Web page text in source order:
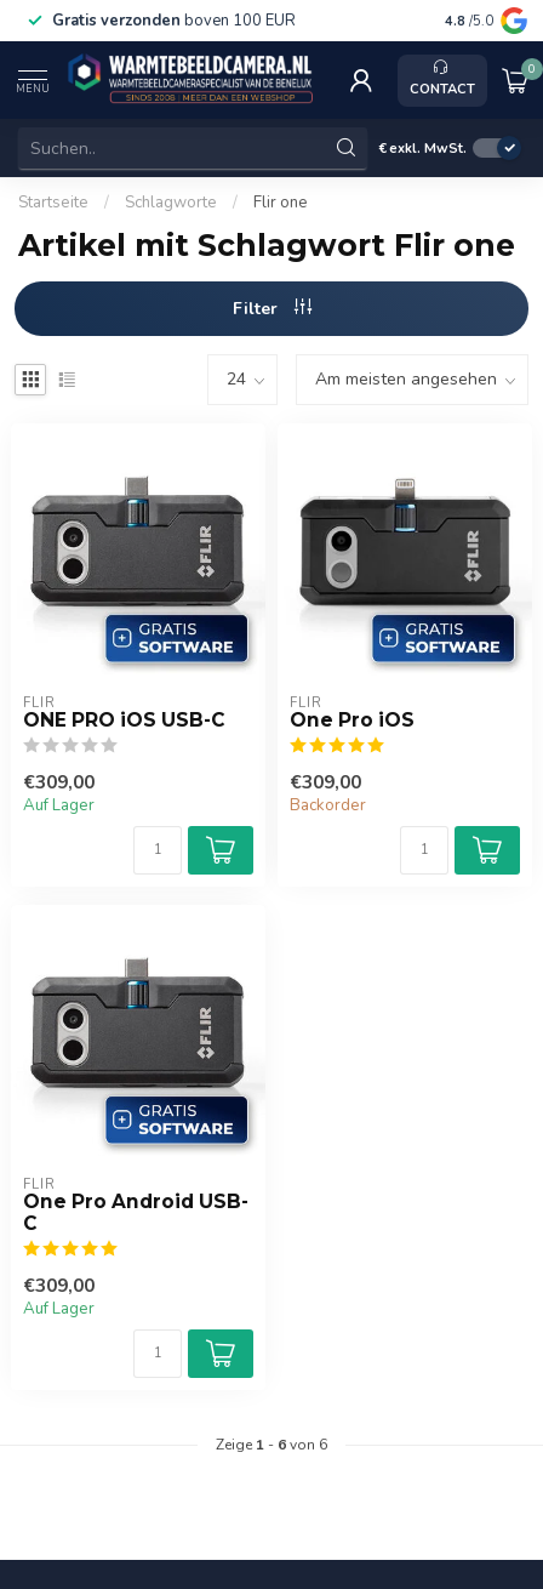
Gratis verzonden boven 100 EUR Service,
4.8 /5.0
MENU CONTACT
0
€exkl. MwSt.
Startseite / Schlagworte / Flir one
Artikel mit Schlagwort Flir one
Filter
FLIR
ONE PRO iOS USB-C
€309,00
Auf Lager
FLIR
One Pro iOS
€309,00
Backorder
FLIR
One Pro Android USB-
C
€309,00
Auf Lager
Zeige 1 - 6von 6